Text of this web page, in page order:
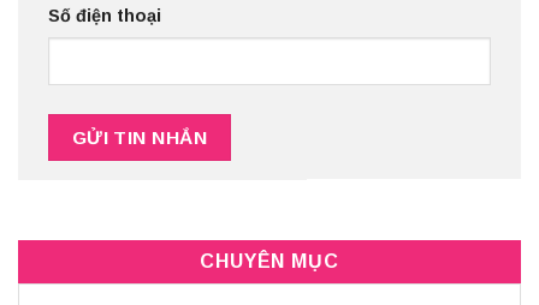
Số điện thoại
CHUYÊN MỤC